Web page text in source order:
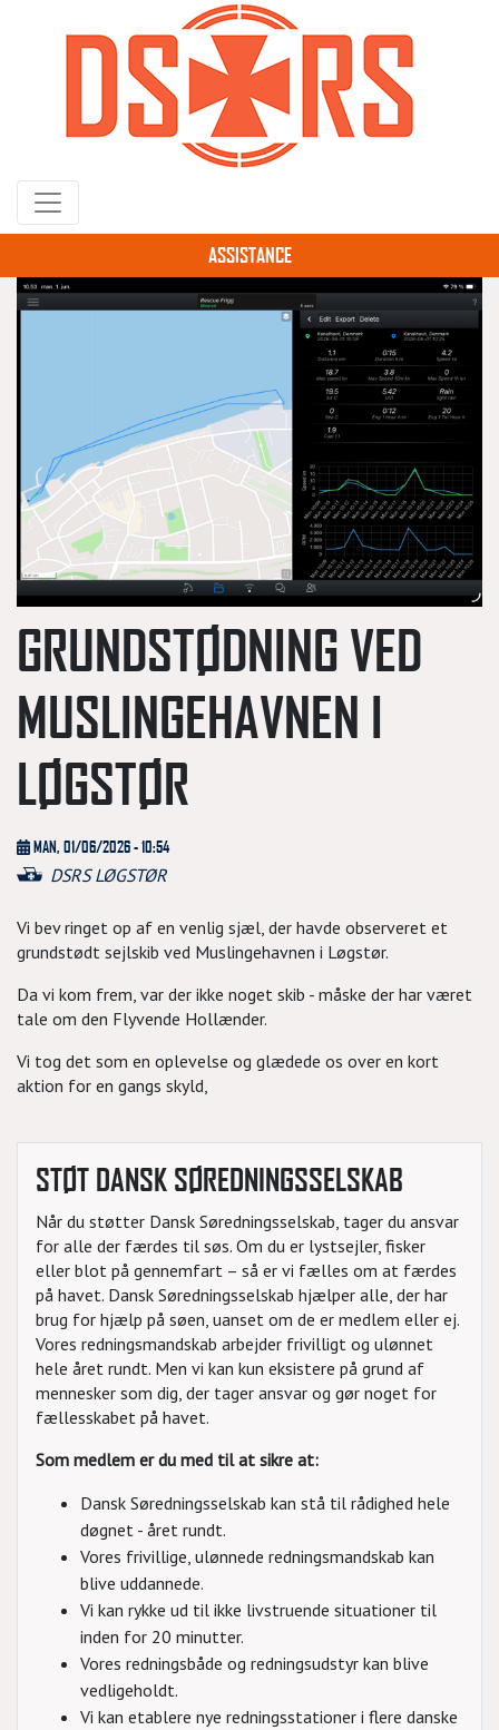
hovedindhold
ASSISTANCE
GRUNDSTØDNING VED
MUSLINGEHAVNEN I
LØGSTØR
MAN, 01/06/2026 - 10:54
DSRS LØGSTØR
Vi bev ringet op af en venlig sjæl, der havde observeret et
grundstødt sejlskib ved Muslingehavnen i Løgstør.
Da vi kom frem, var der ikke noget skib - måske der har været
tale om den Flyvende Hollænder.
Vi tog det som en oplevelse og glædede os over en kort
aktion for en gangs skyld,
STØT DANSK SØREDNINGSSELSKAB
Når du støtter Dansk Søredningsselskab, tager du ansvar
for alle der færdes til søs. Om du er lystsejler, fisker
eller blot på gennemfart – så er vi fælles om at færdes
på havet. Dansk Søredningsselskab hjælper alle, der har
brug for hjælp på søen, uanset om de er medlem eller ej.
Vores redningsmandskab arbejder frivilligt og ulønnet
hele året rundt. Men vi kan kun eksistere på grund af
mennesker som dig, der tager ansvar og gør noget for
fællesskabet på havet.
Som medlem er du med til at sikre at:
Dansk Søredningsselskab kan stå til rådighed hele
døgnet - året rundt.
Vores frivillige, ulønnede redningsmandskab kan
blive uddannede.
Vi kan rykke ud til ikke livstruende situationer til
inden for 20 minutter.
Vores redningsbåde og redningsudstyr kan blive
vedligeholdt.
Vi kan etablere nye redningsstationer i flere danske